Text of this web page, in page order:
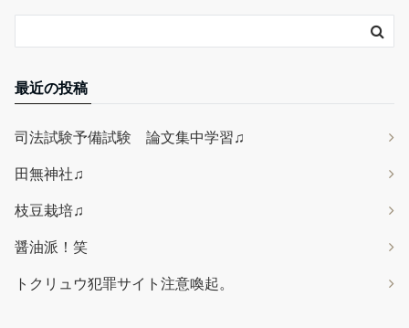
最近の投稿
司法試験予備試験 論文集中学習♫
田無神社♫
枝豆栽培♫
醤油派！笑
トクリュウ犯罪サイト注意喚起。